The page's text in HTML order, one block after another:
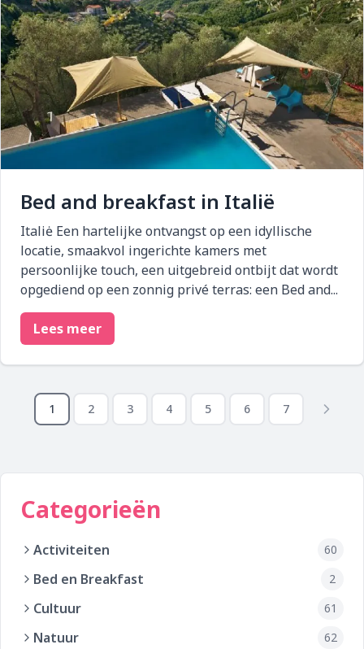
Bed and breakfast in Italië
Italiė Een hartelijke ontvangst op een idyllische
locatie, smaakvol ingerichte kamers met
persoonlijke touch, een uitgebreid ontbijt dat wordt
opgediend op een zonnig privé terras: een Bed and...
Lees meer
Paginering
Pagina
1 Pagina
2 Pagina
3 Pagina
4 Pagina
5 Pagina
6 Pagina
7
Categorieën
Activiteiten 60
Bed en Breakfast 2
Cultuur 61
Natuur 62